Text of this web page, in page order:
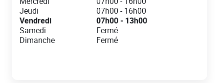
Jeudi
07h00 -16h00
Vendredi
07h00- 13h00
Samedi
Fermé
Dimanche
Fermé